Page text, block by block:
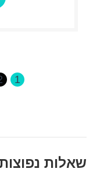
1
שאלות